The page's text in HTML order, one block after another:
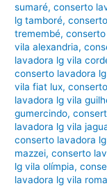
sumaré,conserto
lg tamboré,
tremembé,
vila alexandria,
lavadora lg vila
conserto lavadora
vila fiat lux,
lavadora lg vila
gumercindo,
lavadora lg vila
conserto lavadora
mazzei,conserto
lg vila olímpia,
lavadora lg vila